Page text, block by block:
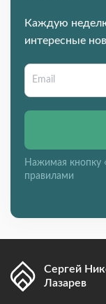
Каждую
интересные
Нажимая кнопку
правилами
Сергей
Лазарев